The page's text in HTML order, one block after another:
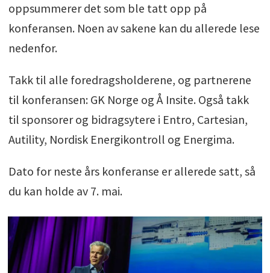
oppsummerer det som ble tatt opp på
konferansen. Noen av sakene kan du allerede lese
nedenfor.
Takk til alle foredragsholderene, og partnerene
til konferansen: GK Norge og Å Insite. Også takk
til sponsorer og bidragsytere i Entro, Cartesian,
Autility, Nordisk Energikontroll og Energima.
Dato for neste års konferanse er allerede satt, så
du kan holde av 7. mai.